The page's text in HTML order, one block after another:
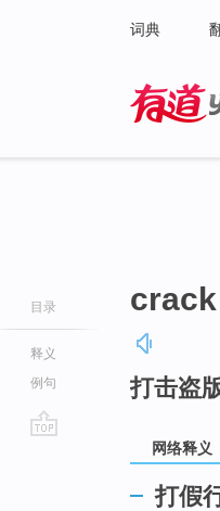
词典
目录
释义
例句
打击盗
网络释义
打假